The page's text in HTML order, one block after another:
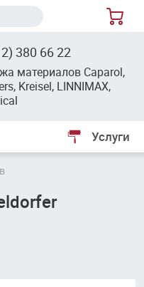
380 66 22
материалов Caparol,
Kreisel, LINNIMAX,
Услуги